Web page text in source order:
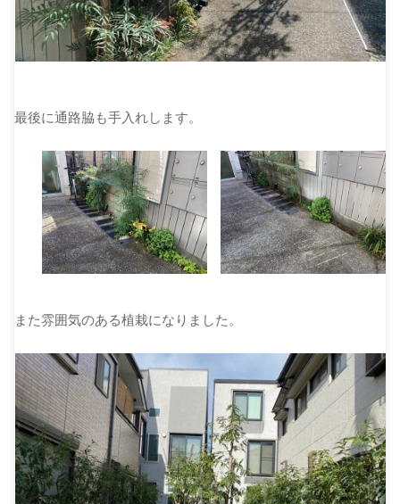
最後に通路脇も手入れします。
また雰囲気のある植栽になりました。